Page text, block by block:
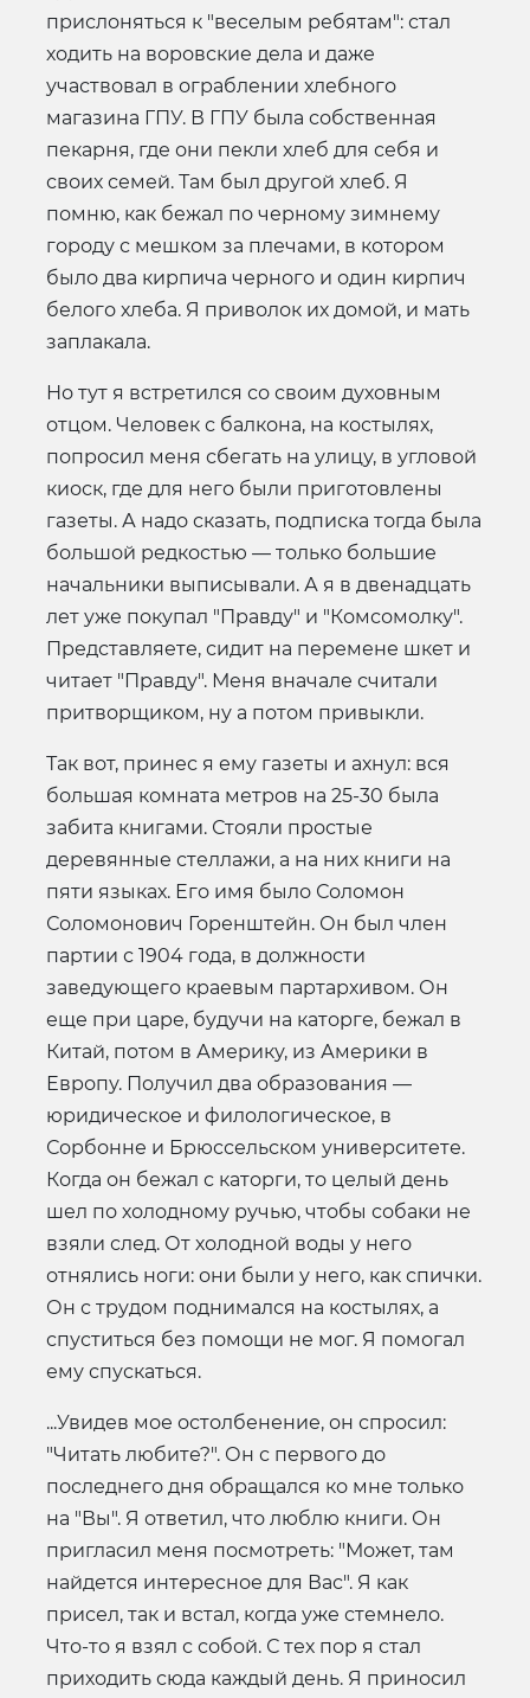
прислоняться к "веселым ребятам": стал
ходить на воровские дела и даже
участвовал в ограблении хлебного
магазина ГПУ. В ГПУ была собственная
пекарня, где они пекли хлеб для себя и
своих семей. Там был другой хлеб. Я
помню, как бежал по черному зимнему
городу с мешком за плечами, в котором
было два кирпича черного и один кирпич
белого хлеба. Я приволок их домой, и мать
заплакала.
Но тут я встретился со своим духовным
отцом. Человек с балкона, на костылях,
попросил меня сбегать на улицу, в угловой
киоск, где для него были приготовлены
газеты. А надо сказать, подписка тогда была
большой редкостью — только большие
начальники выписывали. А я в двенадцать
лет уже покупал "Правду" и "Комсомолку".
Представляете, сидит на перемене шкет и
читает "Правду". Меня вначале считали
притворщиком, ну а потом привыкли.
Так вот, принес я ему газеты и ахнул: вся
большая комната метров на 25-30 была
забита книгами. Стояли простые
деревянные стеллажи, а на них книги на
пяти языках. Его имя было Соломон
Соломонович Горенштейн. Он был член
партии с 1904 года, в должности
заведующего краевым партархивом. Он
еще при царе, будучи на каторге, бежал в
Китай, потом в Америку, из Америки в
Европу. Получил два образования —
юридическое и филологическое, в
Сорбонне и Брюссельском университете.
Когда он бежал с каторги, то целый день
шел по холодному ручью, чтобы собаки не
взяли след. От холодной воды у него
отнялись ноги: они были у него, как спички.
Он с трудом поднимался на костылях, а
спуститься без помощи не мог. Я помогал
ему спускаться.
...Увидев мое остолбенение, он спросил:
"Читать любите?". Он с первого до
последнего дня обращался ко мне только
на "Вы". Я ответил, что люблю книги. Он
пригласил меня посмотреть: "Может, там
найдется интересное для Вас". Я как
присел, так и встал, когда уже стемнело.
Что-то я взял с собой. С тех пор я стал
приходить сюда каждый день. Я приносил